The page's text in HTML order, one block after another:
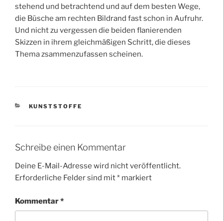
stehend und betrachtend und auf dem besten Wege,
die Büsche am rechten Bildrand fast schon in Aufruhr.
Und nicht zu vergessen die beiden flanierenden
Skizzen in ihrem gleichmäßigen Schritt, die dieses
Thema zsammenzufassen scheinen.
KATEGORIEN
KUNSTSTOFFE
Schreibe einen Kommentar
Deine E-Mail-Adresse wird nicht veröffentlicht.
Erforderliche Felder sind mit* markiert
Kommentar*